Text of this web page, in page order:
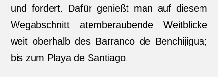
und fordert. Dafür genießt man auf diesem
Wegabschnitt atemberaubende Weitblicke
weit oberhalb des Barranco de Benchijigua;
bis zum Playa de Santiago.